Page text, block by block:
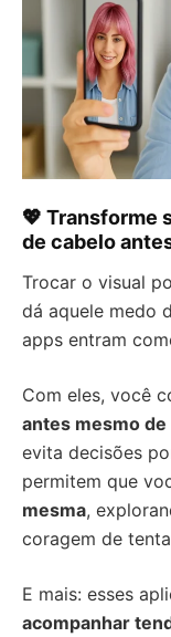
💖 Transforme
de cabelo
Trocar o visual
dá aquele medo
apps entram
Com eles, você
antes mesmo
evita decisões
permitem que
mesma,
coragem de
E mais: esses
acompanhar